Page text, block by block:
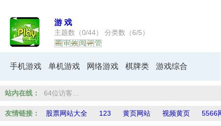
游戏
主题数（0/44） 分类数（6/5）
匿 审 效 阅 评 管
手机游戏 单机游戏 网络游戏 棋牌类 游戏综合
站内在线： 64位访客…
友情链接： 股票网站大全 123 黄页网站 视频黄页 5566